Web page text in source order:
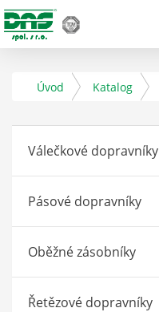
Úvod Katalog
Válečkové dopravníky
Pásové dopravníky
Oběžné zásobníky
Řetězové dopravníky